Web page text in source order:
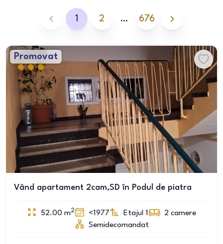
1 2 … 676
Promovat
Vând apartament 2cam,SD în Podul de piatra
52.00 m2 <1977 Etajul 1 2 camere
Semidecomandat